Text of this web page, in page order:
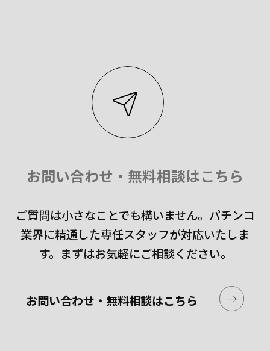
お問い合わせ・無料相談はこちら
ご質問は小さなことでも構いません。 パチンコ
業界に精通した専任スタッフが対応いたしま
す。 まずはお気軽にご相談ください。
お問い合わせ・無料相談はこちら